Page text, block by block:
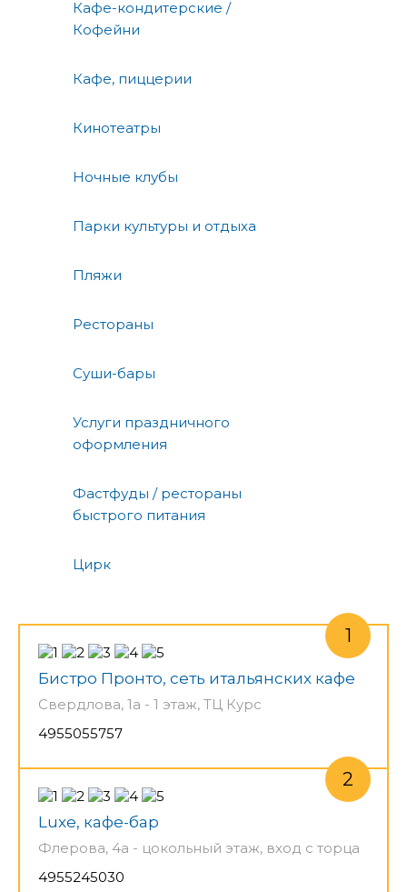
Кафе-кондитерские /
Кофейни
Кафе, пиццерии
Кинотеатры
Ночные клубы
Парки культуры и отдыха
Пляжи
Рестораны
Суши-бары
Услуги праздничного
оформления
Фастфуды / рестораны
быстрого питания
Цирк
Бистро Пронто, сеть итальянских кафе
Свердлова, 1а - 1 этаж, ТЦ Курс
4955055757
Luxe, кафе-бар
Флерова, 4а - цокольный этаж, вход с торца
4955245030